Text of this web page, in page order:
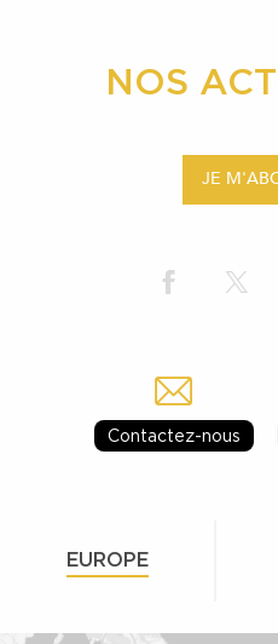
NOS
JE
Contactez-nous
EUROPE